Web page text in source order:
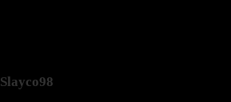
Slayco98